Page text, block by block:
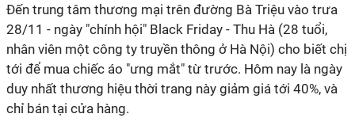
Đến trung tâm thương mại trên đường Bà Triệu vào trưa
28/11 - ngày "chính hội" Black Friday - Thu Hà (28 tuổi,
nhân viên một công ty truyền thông ở Hà Nội) cho biết chị
tới để mua chiếc áo "ưng mắt" từ trước. Hôm nay là ngày
duy nhất thương hiệu thời trang này giảm giá tới 40%, và
chỉ bán tại cửa hàng.